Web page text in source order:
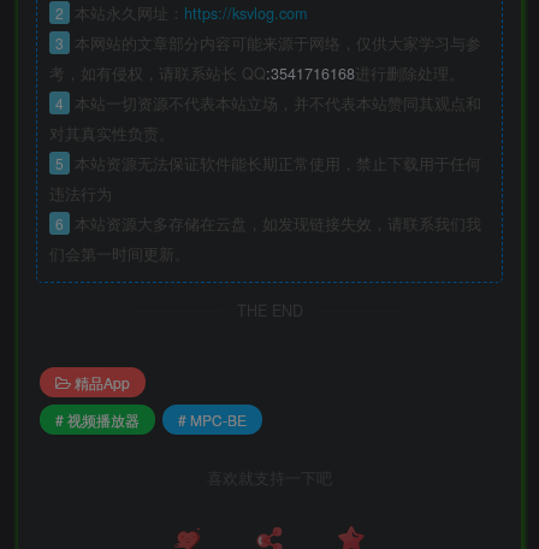
2 本站永久网址： https://ksvlog.com
3
本网站的文章部分内容可能来源于网络，仅供大家学习与参
考，如有侵权，请联系站长 QQ:3541716168进行删除处理。
4
本站一切资源不代表本站立场，并不代表本站赞同其观点和
对其真实性负责。
5
本站资源无法保证软件能长期正常使用，禁止下载用于任何
违法行为
6
本站资源大多存储在云盘，如发现链接失效，请联系我们我
们会第一时间更新。
THE END
精品App
# 视频播放器
# MPC-BE
喜欢就支持一下吧